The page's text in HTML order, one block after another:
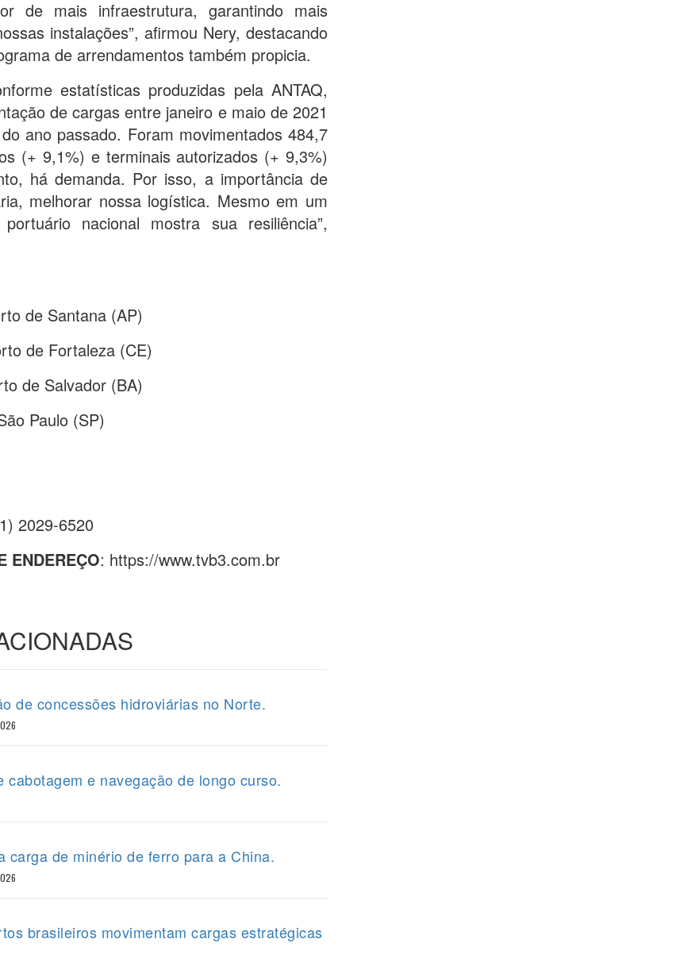
de mais infraestrutura, garantindo mais
instalações”, afirmou Nery, destacando
de arrendamentos também propicia.
estatísticas produzidas pela ANTAQ,
de cargas entre janeiro e maio de 2021
ano passado. Foram movimentados 484,7
(+ 9,1%) e terminais autorizados (+ 9,3%)
há demanda. Por isso, a importância de
melhorar nossa logística. Mesmo em um
nacional mostra sua resiliência”,
de Santana (AP)
de Fortaleza (CE)
de Salvador (BA)
Paulo (SP)
2029-6520
ENDEREÇO: https://www.tvb3.com.br
de concessões hidroviárias no Norte.
cabotagem e navegação de longo curso.
carga de minério de ferro para a China.
brasileiros movimentam cargas estratégicas